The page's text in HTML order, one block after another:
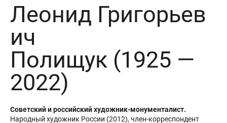
Леонид Григорьев
ич
Полищук (1925 —
2022)
Советский и российский художник-монументалист.
Народный художник России (2012), член-корреспондент